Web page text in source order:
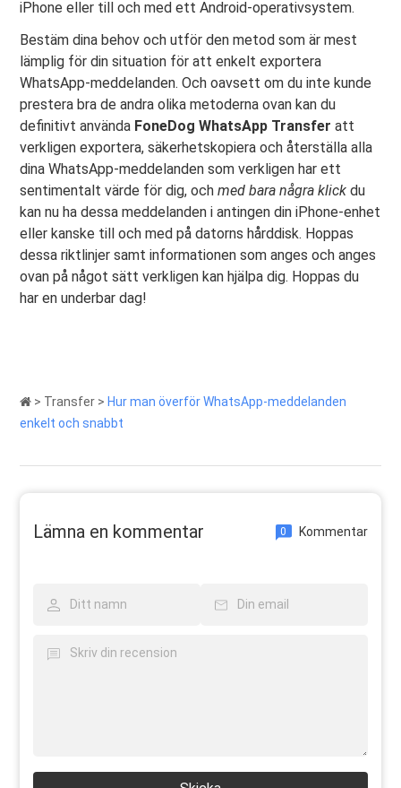
iPhone eller till och med ett Android-operativsystem.
Bestäm dina behov och utför den metod som är mest
lämplig för din situation för att enkelt exportera
WhatsApp-meddelanden. Och oavsett om du inte kunde
prestera bra de andra olika metoderna ovan kan du
definitivt använda FoneDog WhatsApp Transferatt
verkligen exportera, säkerhetskopiera och återställa alla
dina WhatsApp-meddelanden som verkligen har ett
sentimentalt värde för dig, ochmed bara några klick du
kan nu ha dessa meddelanden i antingen din iPhone-enhet
eller kanske till och med på datorns hårddisk. Hoppas
dessa riktlinjer samt informationen som anges och anges
ovan på något sätt verkligen kan hjälpa dig. Hoppas du
har en underbar dag!
> Transfer > Hur man överför WhatsApp-meddelanden
enkelt och snabbt
Lämna en kommentar 0 Kommentar